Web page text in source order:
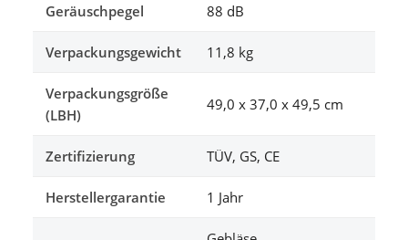
Geräuschpegel 88 dB
Verpackungsgewicht 11,8 kg
Verpackungsgröße
(LBH)
49,0 x 37,0 x 49,5 cm
Zertifizierung TÜV, GS, CE
Herstellergarantie 1 Jahr